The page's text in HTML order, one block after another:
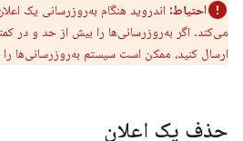
احتیاط: اندروید هنگام به‌روزرسانی یک
می‌کند. اگر به‌روزرسانی‌ها را بیش از حد و در
ارسال کنید، ممکن است سیستم به‌روزرسانی‌ها
حذف یک اعلان